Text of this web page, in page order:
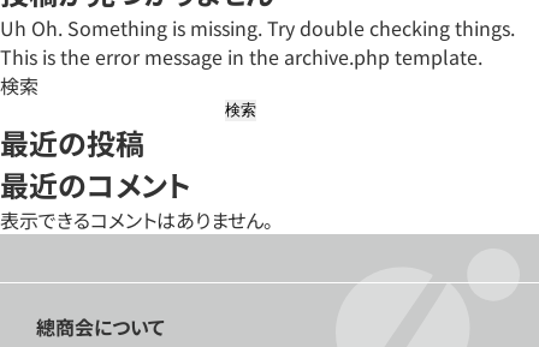
Uh Oh. Something is missing. Try double checking things.
This is the error message in the archive.php template.
検索
検索
最近の投稿
最近のコメント
表示できるコメントはありません。
總商会について